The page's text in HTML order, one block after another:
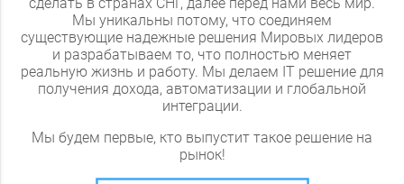
Мы уникальны потому, что соединяем
существующие надежные решения Мировых лидеров
и разрабатываем то, что полностью меняет
реальную жизнь и работу. Мы делаем IT решение для
получения дохода, автоматизации и глобальной
интеграции.
Мы будем первые, кто выпустит такое решение на
рынок!